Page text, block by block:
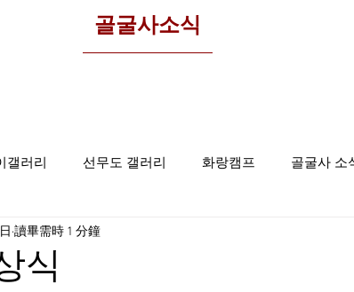
​골굴사소식
갤러리 선무도 갤러리 화랑캠프 골굴사 소
식
讀畢需時 1 分鐘